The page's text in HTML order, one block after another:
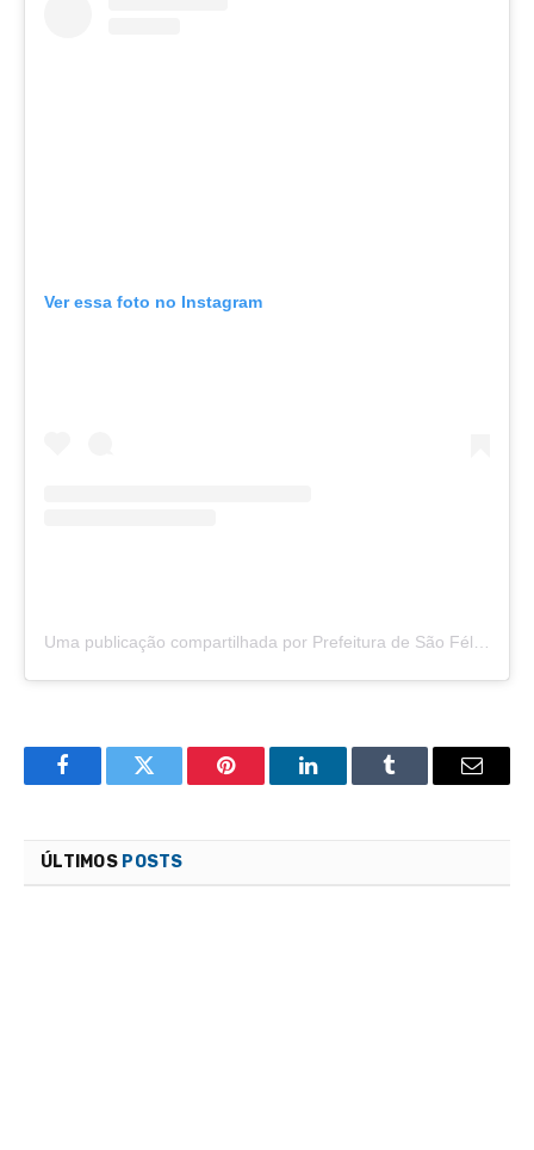
Ver essa foto no Instagram
Uma publicação compartilhada por Prefeitura de São Félix do Araguaia (@saofelixdoaraguaia)
FacebookTwitter Pinterest LinkedInTumblr Email
ÚLTIMOS POSTS